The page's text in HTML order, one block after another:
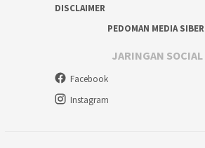
DISCLAIMER
PEDOMAN MEDIA SIBER
JARINGAN SOCIAL
Facebook
Instagram